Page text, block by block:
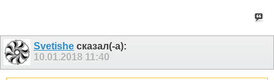
Svetishe сказал(-а):
10.01.2018 11:40